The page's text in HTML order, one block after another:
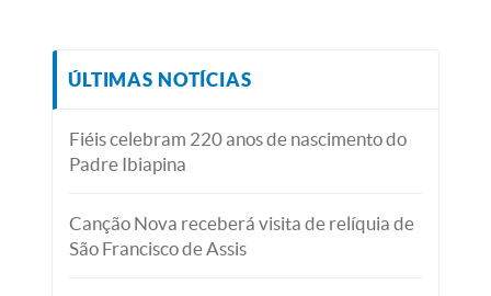
ÚLTIMAS NOTÍCIAS
Fiéis celebram 220 anos de nascimento do
Padre Ibiapina
Canção Nova receberá visita de relíquia de
São Francisco de Assis